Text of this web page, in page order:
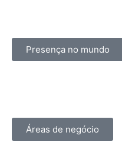
Presença no mundo
Áreas de negócio